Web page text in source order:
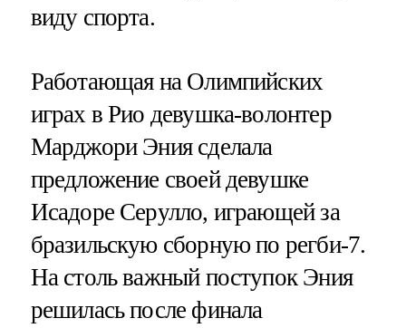
виду спорта.
Работающая на Олимпийских
играх в Рио девушка-волонтер
Марджори Эния сделала
предложение своей девушке
Исадоре Серулло, играющей за
бразильскую сборную по регби-7.
На столь важный поступок Эния
решилась после финала